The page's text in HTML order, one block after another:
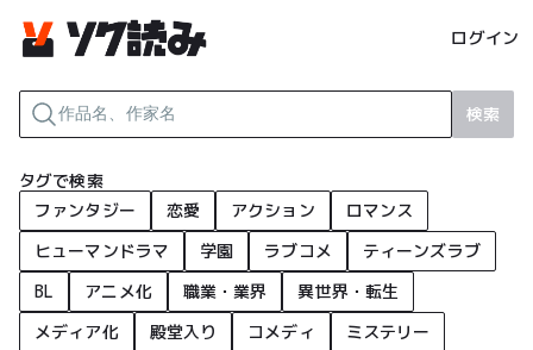
ログイン
検索
タグで検索
ファンタジー
恋愛 アクション
ロマンス
ヒューマンドラマ
学園 ラブコメ
ティーンズラブ
BL
アニメ化 職業・業界
異世界・転生
メディア化
殿堂入り コメディ
ミステリー